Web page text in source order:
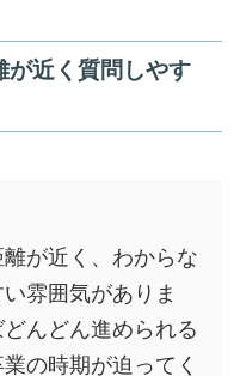
近く質問しやす
が近く、わからな
雰囲気がありま
んどん進められる
の時期が迫ってく